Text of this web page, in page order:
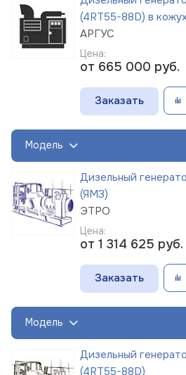
(4RT55-88D) в
АРГУС
Цена:
от 665 000 руб.
Заказать
Модель
Дизельный
(ЯМЗ)
ЭТРО
Цена:
от 1 314 625 руб.
Заказать
Модель
Дизельный
(4RT55-88D)